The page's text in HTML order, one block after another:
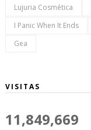
Lujuria Cosmética
I Panic When It Ends
Gea
VISITAS
11,849,669